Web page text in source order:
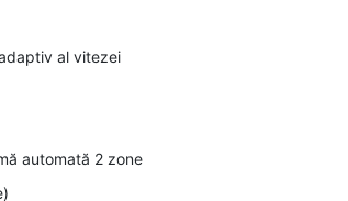
al vitezei
automată 2 zone